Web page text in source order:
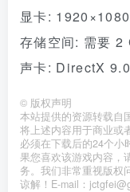
显卡:
存储空间: 需要 2
声卡: DirectX
© 版权声明
本站提供的资源转载自
将上述内容用于商业或
必须在下载后的24个小
果您喜欢该游戏内容，
务。我们非常重视版权
谅解！E-mail：